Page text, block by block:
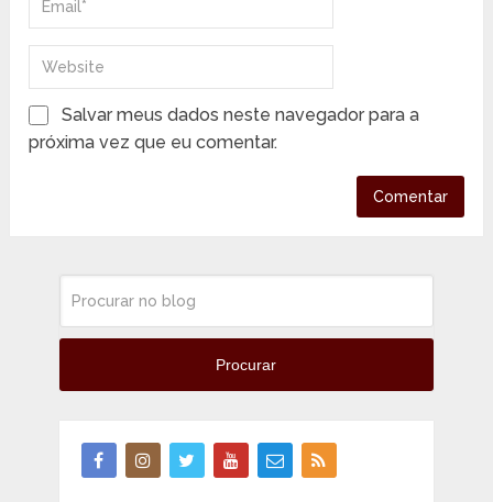
Salvar meus dados neste navegador para a
próxima vez que eu comentar.
Procurar